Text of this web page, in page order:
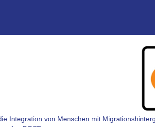
Integration von Menschen mit